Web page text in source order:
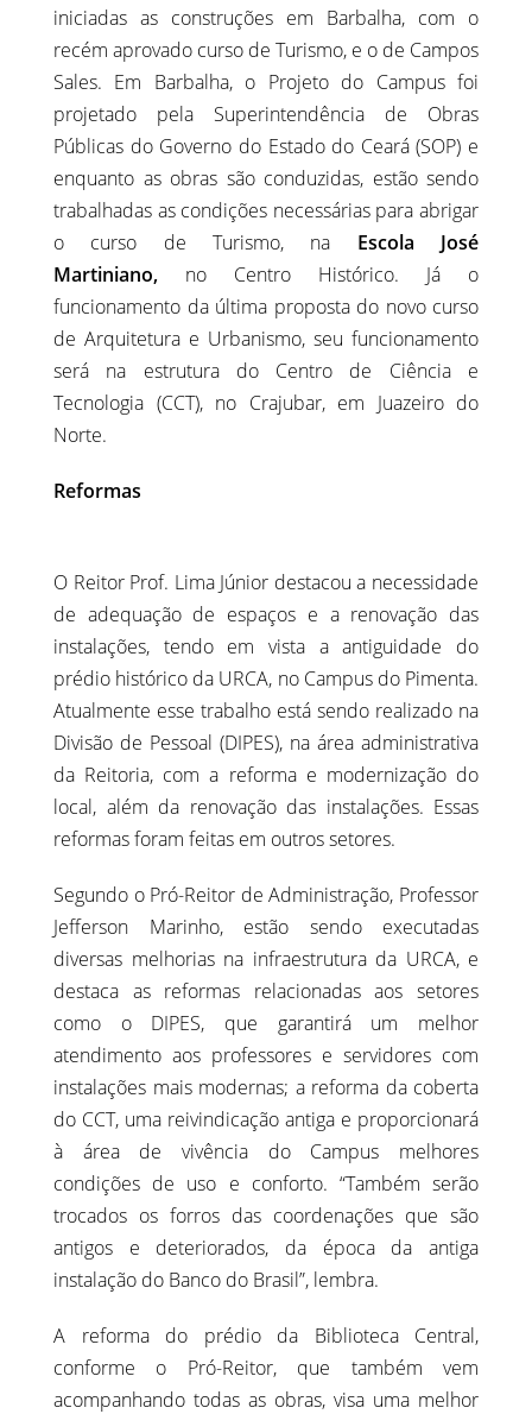
iniciadas as construções em Barbalha, com o
recém aprovado curso de Turismo, e o de Campos
Sales. Em Barbalha, o Projeto do Campus foi
projetado pela Superintendência de Obras
Públicas do Governo do Estado do Ceará (SOP) e
enquanto as obras são conduzidas, estão sendo
trabalhadas as condições necessárias para abrigar
o curso de Turismo, na Escola José
Martiniano, no Centro Histórico. Já o
funcionamento da última proposta do novo curso
de Arquitetura e Urbanismo, seu funcionamento
será na estrutura do Centro de Ciência e
Tecnologia (CCT), no Crajubar, em Juazeiro do
Norte.
Reformas
O Reitor Prof. Lima Júnior destacou a necessidade
de adequação de espaços e a renovação das
instalações, tendo em vista a antiguidade do
prédio histórico da URCA, no Campus do Pimenta.
Atualmente esse trabalho está sendo realizado na
Divisão de Pessoal (DIPES), na área administrativa
da Reitoria, com a reforma e modernização do
local, além da renovação das instalações. Essas
reformas foram feitas em outros setores.
Segundo o Pró-Reitor de Administração, Professor
Jefferson Marinho, estão sendo executadas
diversas melhorias na infraestrutura da URCA, e
destaca as reformas relacionadas aos setores
como o DIPES, que garantirá um melhor
atendimento aos professores e servidores com
instalações mais modernas; a reforma da coberta
do CCT, uma reivindicação antiga e proporcionará
à área de vivência do Campus melhores
condições de uso e conforto. “Também serão
trocados os forros das coordenações que são
antigos e deteriorados, da época da antiga
instalação do Banco do Brasil”, lembra.
A reforma do prédio da Biblioteca Central,
conforme o Pró-Reitor, que também vem
acompanhando todas as obras, visa uma melhor